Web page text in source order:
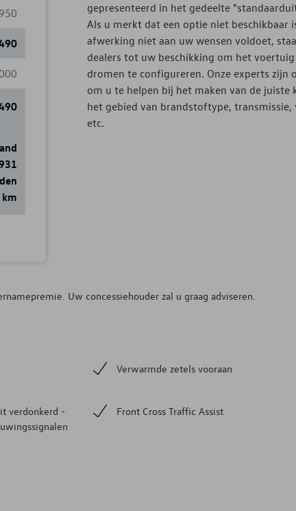
gepresenteerd in het gedeelte
Als u merkt dat een optie niet beschikbaar
afwerking niet aan uw wensen voldoet,
dealers tot uw beschikking om het
dromen te configureren. Onze experts zijn
om u te helpen bij het maken van de juiste
het gebied van brandstoftype, transmissie,
etc.
Uw concessiehouder zal u graag adviseren.
Verwarmde zetels vooraan
verdonkerd -
Front Cross Traffic Assist